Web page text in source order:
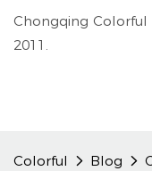
Chongqing Colorful
2011.
Colorful Blog